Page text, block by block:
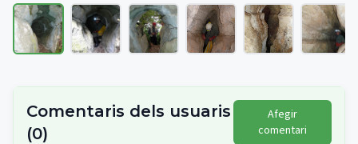
Comentaris dels usuaris
(0)
Afegir
comentari